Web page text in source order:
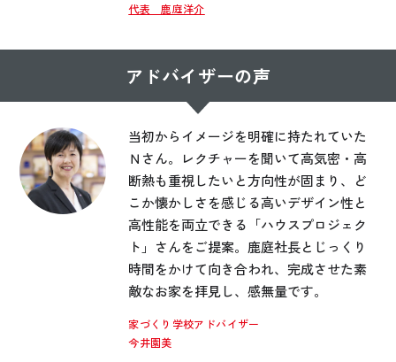
代表 鹿庭洋介
アドバイザーの声
当初からイメージを明確に持たれていた
Ｎさん。レクチャーを聞いて高気密・高
断熱も重視したいと方向性が固まり、ど
こか懐かしさを感じる高いデザイン性と
高性能を両立できる「ハウスプロジェク
ト」さんをご提案。鹿庭社長とじっくり
時間をかけて向き合われ、完成させた素
敵なお家を拝見し、感無量です。
家づくり学校アドバイザー
今井園美